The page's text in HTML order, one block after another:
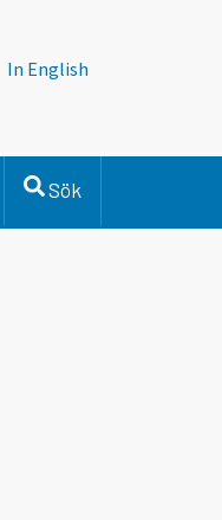
In English
Sök